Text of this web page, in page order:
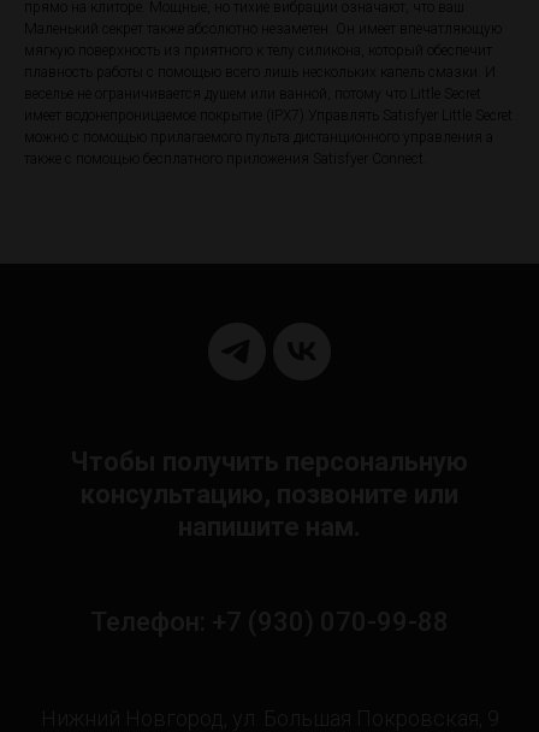
прямо на клиторе. Мощные, но тихие вибрации означают, что ваш
Маленький секрет также абсолютно незаметен. Он имеет впечатляющую
мягкую поверхность из приятного к телу силикона, который обеспечит
плавность работы с помощью всего лишь нескольких капель смазки. И
веселье не ограничивается душем или ванной, потому что Little Secret
имеет водонепроницаемое покрытие (IPX7).Управлять Satisfyer Little Secret
можно с помощью прилагаемого пульта дистанционного управления а
также с помощью бесплатного приложения Satisfyer Connect.